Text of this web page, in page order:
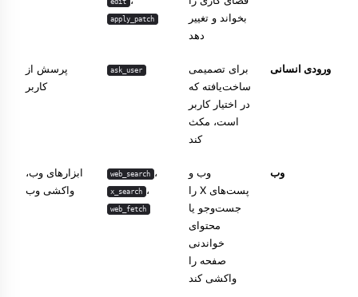
بخواند و تغییر
دهد
apply_patch
ورودی انسانی
برای تصمیمی
ساخت‌یافته که
در اختیار کاربر
است، مکث
کند
ask_user
پرسش از
کاربر
وب
وب و
پست‌های X را
جست‌وجو یا
محتوای
خواندنی
صفحه را
واکشی کند
web_search ،
x_search ،
web_fetch
ابزارهای وب،
واکشی وب